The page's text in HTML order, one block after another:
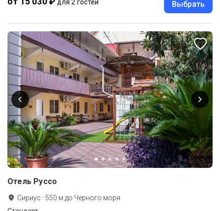
для 2 гостей Выбрать
Отель Руссо
Сириус · 550 м до Черного моря